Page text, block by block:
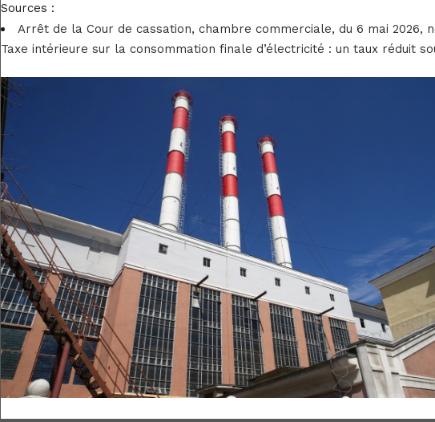
Sources :
Arrêt de la Cour de cassation, chambre commerciale, du 6 mai 2026,
Taxe intérieure sur la consommation finale d’électricité : un taux réduit